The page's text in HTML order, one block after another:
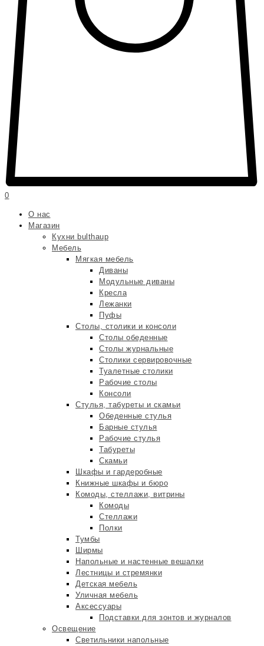
0
О нас
Магазин
Кухни bulthaup
Мебель
Мягкая мебель
Диваны
Модульные диваны
Кресла
Лежанки
Пуфы
Столы, столики и консоли
Столы обеденные
Столы журнальные
Столики сервировочные
Туалетные столики
Рабочие столы
Консоли
Стулья, табуреты и скамьи
Обеденные стулья
Барные стулья
Рабочие стулья
Табуреты
Скамьи
Шкафы и гардеробные
Книжные шкафы и бюро
Комоды, стеллажи, витрины
Комоды
Стеллажи
Полки
Тумбы
Ширмы
Напольные и настенные вешалки
Лестницы и стремянки
Детская мебель
Уличная мебель
Аксессуары
Подставки для зонтов и журналов
Освещение
Светильники напольные